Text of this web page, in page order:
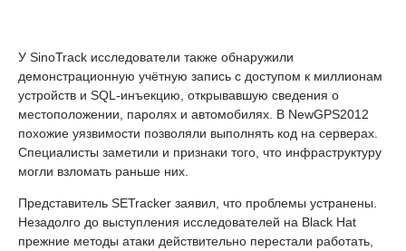
У SinoTrack исследователи также обнаружили
демонстрационную учётную запись с доступом к миллионам
устройств и SQL-инъекцию, открывавшую сведения о
местоположении, паролях и автомобилях. В NewGPS2012
похожие уязвимости позволяли выполнять код на серверах.
Специалисты заметили и признаки того, что инфраструктуру
могли взломать раньше них.
Представитель SETracker заявил, что проблемы устранены.
Незадолго до выступления исследователей на Black Hat
прежние методы атаки действительно перестали работать,